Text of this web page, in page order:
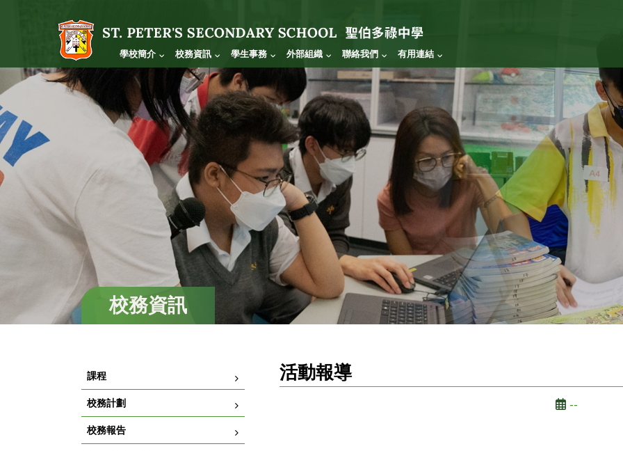
學校簡介 校務資訊 學生事務 外部組織 聯絡我們 有用連結
校務資訊
課程
校務計劃
校務報告
活動報導
--